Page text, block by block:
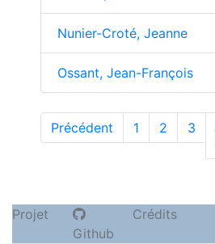
Nunier-Croté, Jeanne
Ossant, Jean-François
Précédent 1 2 3
Projet
Github
Crédits